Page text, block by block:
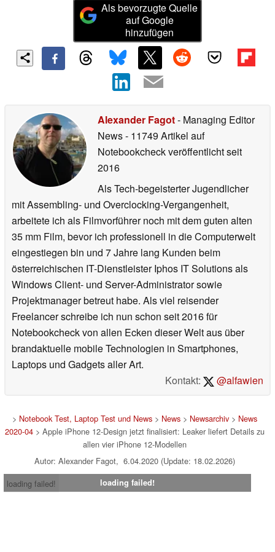
Als bevorzugte Quelle
auf Google
hinzufügen
Alexander Fagot- Managing Editor
News- 11749 Artikel auf
Notebookcheck veröffentlichtseit
2016
Als Tech-begeisterter Jugendlicher
mit Assembling- und Overclocking-Vergangenheit,
arbeitete ich als Filmvorführer noch mit dem guten alten
35 mm Film, bevor ich professionell in die Computerwelt
eingestiegen bin und 7 Jahre lang Kunden beim
österreichischen IT-Dienstleister Iphos IT Solutions als
Windows Client- und Server-Administrator sowie
Projektmanager betreut habe. Als viel reisender
Freelancer schreibe ich nun schon seit 2016 für
Notebookcheck von allen Ecken dieser Welt aus über
brandaktuelle mobile Technologien in Smartphones,
Laptops und Gadgets aller Art.
Kontakt:
@alfawien
> Notebook Test, Laptop Test und News> News> Newsarchiv> News
2020-04> Apple iPhone 12-Design jetzt finalisiert: Leaker liefert Details zu
allen vier iPhone 12-Modellen
Autor: Alexander Fagot, 6.04.2020 (Update: 18.02.2026)
loading failed!
loading failed!